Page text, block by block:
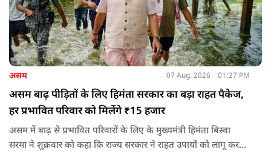
असम 07 Aug, 2026 01:27 PM
असम बाढ़ पीड़ितों के लिए हिमंता सरकार का बड़ा राहत पैकेज,
हर प्रभावित परिवार को मिलेंगे ₹15 हजार
असम में बाढ़ से प्रभावित परिवारों के लिए के मुख्यमंत्री हिमंता बिस्वा
सरमा ने शुक्रवार को कहा कि राज्य सरकार ने राहत उपायों को लागू करना